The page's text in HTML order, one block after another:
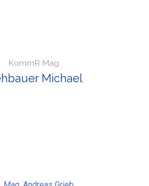
KommR Mag.
Michael